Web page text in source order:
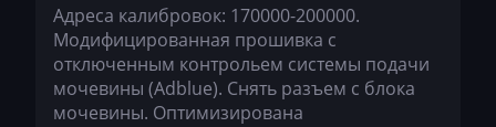
Bomag
Brilliance
Buhler
Адреса калибровок: 170000-200000.
Модифицированная прошивка с
отключенным контрольем системы подачи
мочевины (Adblue). Снять разъем с блока
мочевины. Оптимизирована